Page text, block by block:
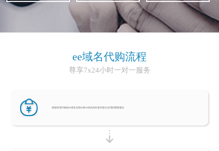
ee域名代购流程
尊享7x24小时一对一服务
根据所需代购的ee域名全面分析ee域名的价值并提出合理的预算建议